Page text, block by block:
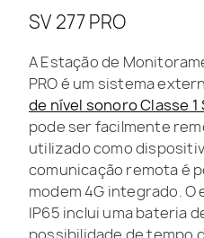
SV 277 PRO
A Estação de
PRO é um sistema
de nível sonoro Classe 1
pode ser facilmente
utilizado como
comunicação remota é
modem 4G integrado.
IP65 inclui uma bateria